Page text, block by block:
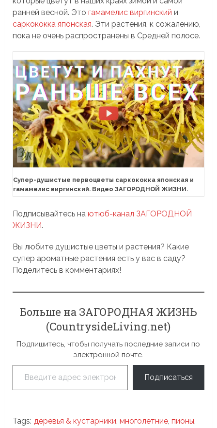
ранней весной. Этогамамелис виргинский и
саркококка японская. Эти растения, к сожалению,
пока не очень распространены в Средней полосе.
Супер-душистые первоцветы саркококка японская и
гамамелис виргинский. Видео ЗАГОРОДНОЙ ЖИЗНИ.
Подписывайтесь наютюб-канал ЗАГОРОДНОЙ
ЖИЗНИ.
Вы любите душистые цветы и растения? Какие
супер ароматные растения есть у вас в саду?
Поделитесь в комментариях!
Больше на ЗАГОРОДНАЯ ЖИЗНЬ
(CountrysideLiving.net)
Подпишитесь, чтобы получать последние записи по
электронной почте.
Введите адрес электронной почты…
Подписаться
Tags: деревья & кустарники ,многолетние ,пионы